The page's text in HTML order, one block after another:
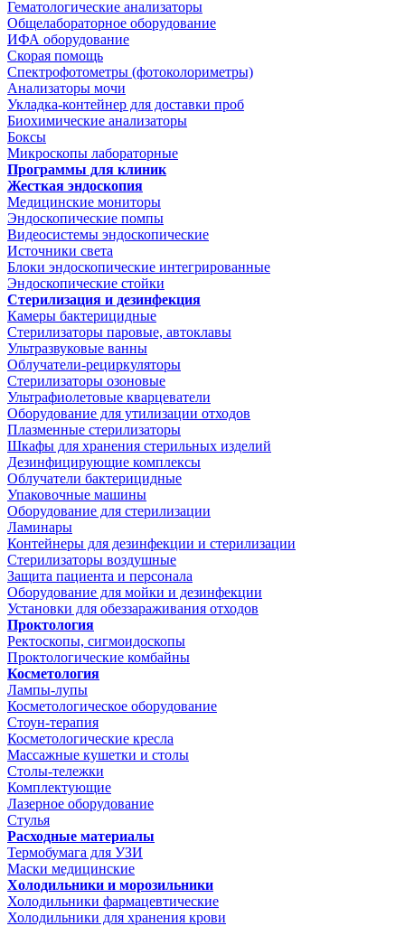
Гематологические анализаторы
Общелабораторное оборудование
ИФА оборудование
Скорая помощь
Спектрофотометры (фотоколориметры)
Анализаторы мочи
Укладка-контейнер для доставки проб
Биохимические анализаторы
Боксы
Микроскопы лабораторные
Программы для клиник
Жесткая эндоскопия
Медицинские мониторы
Эндоскопические помпы
Видеосистемы эндоскопические
Источники света
Блоки эндоскопические интегрированные
Эндоскопические стойки
Стерилизация и дезинфекция
Камеры бактерицидные
Стерилизаторы паровые, автоклавы
Ультразвуковые ванны
Облучатели-рециркуляторы
Стерилизаторы озоновые
Ультрафиолетовые кварцеватели
Оборудование для утилизации отходов
Плазменные стерилизаторы
Шкафы для хранения стерильных изделий
Дезинфицирующие комплексы
Облучатели бактерицидные
Упаковочные машины
Оборудование для стерилизации
Ламинары
Контейнеры для дезинфекции и стерилизации
Стерилизаторы воздушные
Защита пациента и персонала
Оборудование для мойки и дезинфекции
Установки для обеззараживания отходов
Проктология
Ректоскопы, сигмоидоскопы
Проктологические комбайны
Косметология
Лампы-лупы
Косметологическое оборудование
Стоун-терапия
Косметологические кресла
Массажные кушетки и столы
Столы-тележки
Комплектующие
Лазерное оборудование
Стулья
Расходные материалы
Термобумага для УЗИ
Маски медицинские
Холодильники и морозильники
Холодильники фармацевтические
Холодильники для хранения крови